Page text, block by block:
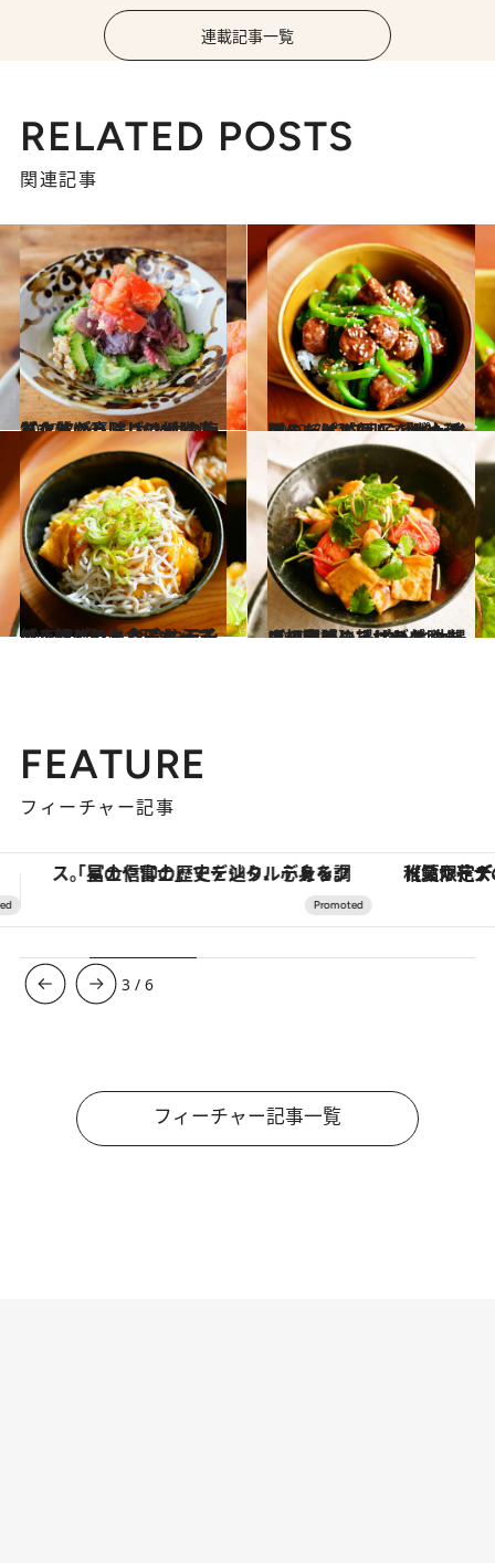
連載記事一覧
RELATED POSTS
関連記事
2022.7.16
【さっぱり味レシピ】疲れた体が喜ぶ カツオの梅トマトのっけごはん タンパク質たっぷりで低脂質！
グルメ 2022.7.17
【レシピ】刻んで炒め和えるだけ 肉団子とピーマンのっけごはん 「イシイのミートボール」が大活躍
グルメ
2022.7.15
【レシピ】とろ玉しらすのっけごはん 朝食やランチ、軽めの夕食にも 玉子焼きはとろっとろタイプで！
グルメ 2022.5.9
【初夏のさっぱりおつまみレシピ】 トマトと油揚げの和ハーブサラダ カリカリ食感の揚げが美味しさの秘訣
グルメ
FEATURE
フィーチャー記事
【夏限定ディナーコース】旬を迎える稚鮎や花ズッキーニなどをイタリア・トスカーナの郷土料理の手法で満喫！
3 /6
フィーチャー記事一覧